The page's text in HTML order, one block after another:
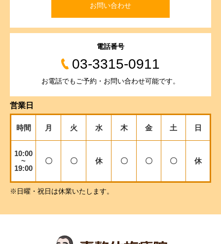
お問い合わせ
電話番号
03-3315-0911
お電話でもご予約・お問い合わせ可能です。
営業日
時間 月 火 水 木 金 土 日
10:00
~
19:00
〇 〇 休 〇 〇 〇 休
※日曜・祝日は休業いたします。